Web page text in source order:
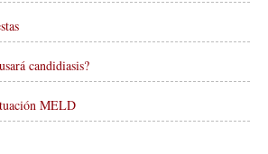
candidiasis?
MELD